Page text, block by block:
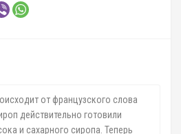
от французского слова
действительно готовили
и сахарного сиропа. Теперь